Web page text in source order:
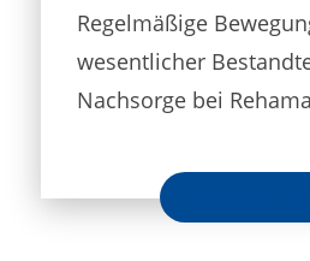
Regelmäßige
wesentlicher
Nachsorge bei